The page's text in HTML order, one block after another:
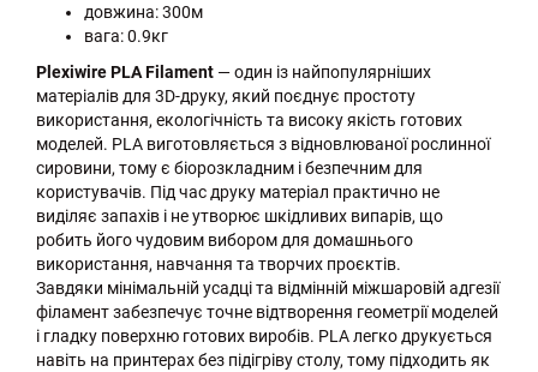
довжина: 300м
вага: 0.9кг
Plexiwire PLA Filament — один із найпопулярніших
матеріалів для 3D-друку, який поєднує простоту
використання, екологічність та високу якість готових
моделей. PLA виготовляється з відновлюваної рослинної
сировини, тому є біорозкладним і безпечним для
користувачів. Під час друку матеріал практично не
виділяє запахів і не утворює шкідливих випарів, що
робить його чудовим вибором для домашнього
використання, навчання та творчих проєктів.
Завдяки мінімальній усадці та відмінній міжшаровій адгезії
філамент забезпечує точне відтворення геометрії моделей
і гладку поверхню готових виробів. PLA легко друкується
навіть на принтерах без підігріву столу, тому підходить як